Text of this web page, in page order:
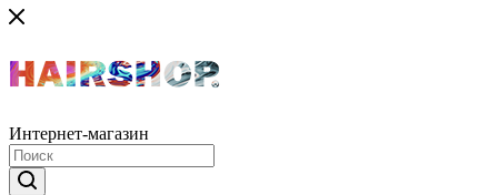
Интернет-магазин